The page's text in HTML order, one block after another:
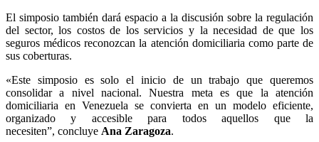
El simposio también dará espacio a la discusión sobre la regulación
del sector, los costos de los servicios y la necesidad de que los
seguros médicos reconozcan la atención domiciliaria como parte de
sus coberturas.
«Este simposio es solo el inicio de un trabajo que queremos
consolidar a nivel nacional. Nuestra meta es que la atención
domiciliaria en Venezuela se convierta en un modelo eficiente,
organizado y accesible para todos aquellos que la
necesiten”, concluye Ana Zaragoza.